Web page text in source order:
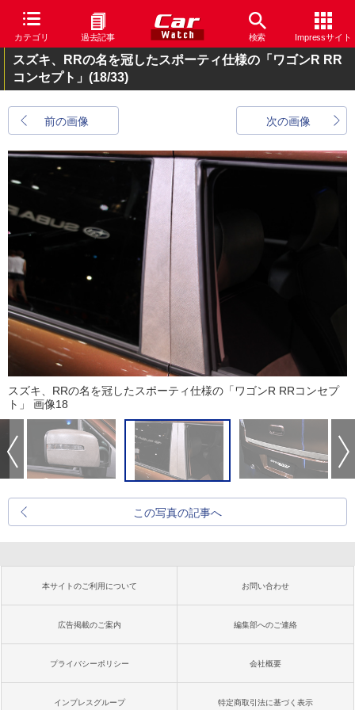
カテゴリ 過去記事 検索 Impressサイト
スズキ、RRの名を冠したスポーティ仕様の「ワゴンR RR
コンセプト」 (18/33)
前の画像 次の画像
スズキ、RRの名を冠したスポーティ仕様の「ワゴンR RRコンセプ
ト」 画像18
この写真の記事へ
本サイトのご利用について お問い合わせ
広告掲載のご案内 編集部へのご連絡
プライバシーポリシー 会社概要
インプレスグループ 特定商取引法に基づく表示